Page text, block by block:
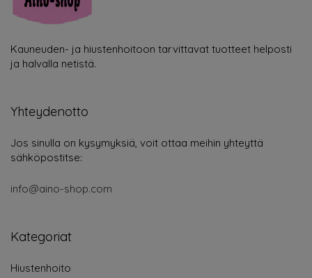
Kauneuden- ja hiustenhoitoon tarvittavat tuotteet helposti
ja halvalla netistä.
Yhteydenotto
Jos sinulla on kysymyksiä, voit ottaa meihin yhteyttä
sähköpostitse:
info@aino-shop.com
Kategoriat
Hiustenhoito